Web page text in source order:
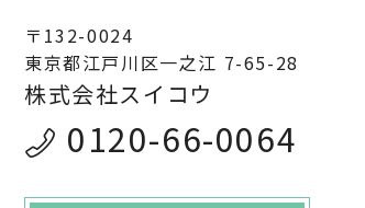
〒132-0024
東京都江戸川区一之江 7-65-28
株式会社スイコウ
0120-66-0064